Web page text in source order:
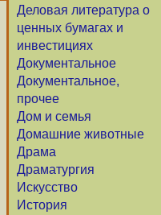
Деловая литература о
ценных бумагах и
инвестициях
Документальное
Документальное,
прочее
Дом и семья
Домашние животные
Драма
Драматургия
Искусство
История